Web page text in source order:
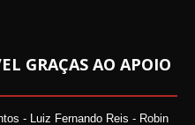
GRAÇAS AO APOIO
- Luiz Fernando Reis - Robin